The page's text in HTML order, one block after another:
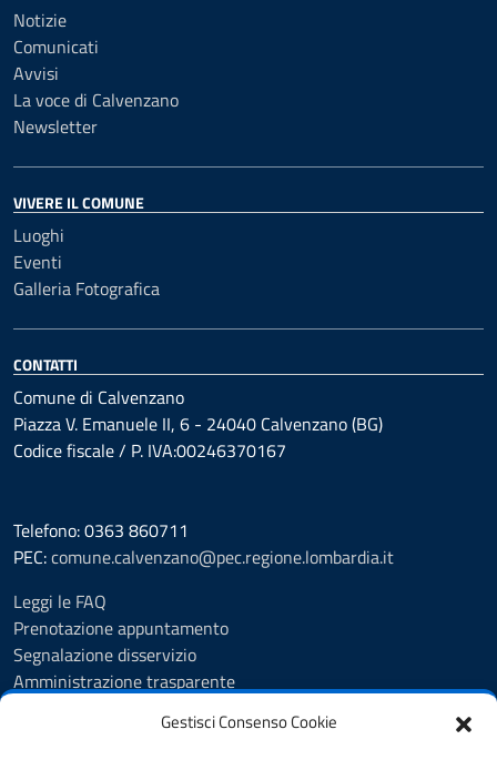
Gestisci Consenso Cookie
Notizie
Comunicati
Avvisi
La voce di Calvenzano
Newsletter
VIVERE IL COMUNE
Luoghi
Eventi
Galleria Fotografica
CONTATTI
Comune di Calvenzano
Piazza V. Emanuele II, 6 - 24040 Calvenzano (BG)
Codice fiscale / P. IVA:00246370167
Telefono: 0363 860711
PEC:comune.calvenzano@pec.regione.lombardia.it
Leggi le FAQ
Prenotazione appuntamento
Segnalazione disservizio
Amministrazione trasparente